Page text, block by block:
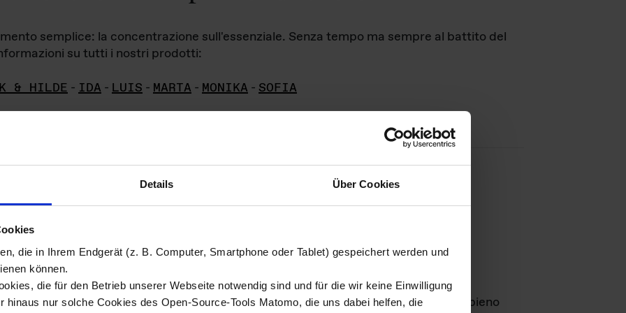
Details Über Cookies
die in Ihrem Endgerät (z. B. Computer, Smartphone oder Tablet) gespeichert werden und
können.
die für den Betrieb unserer Webseite notwendig sind und für die wir keine Einwilligung
hinaus nur solche Cookies des Open-Source-Tools Matomo, die uns dabei helfen, die
semplice: la concentrazione sull'essenziale. Senza tempo ma sempre al battito del
su tutti i nostri prodotti:
& HILDE - IDA - LUIS - MARTA - MONIKA - SOFIA
di immagini
materiale fotografico sono detenuti daDas ganze LebenGmbH e rimangono in pieno